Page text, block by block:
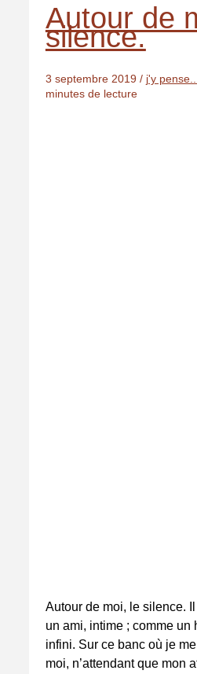
Autour de
silence.
3 septembre 2019 / j'y pense...
minutes de lecture
Autour de moi, le silence.
un ami, intime ; comme un
infini. Sur ce banc où je
moi, n’attendant que mon